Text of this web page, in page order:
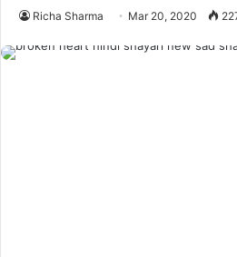
Richa Sharma Mar 20, 2020